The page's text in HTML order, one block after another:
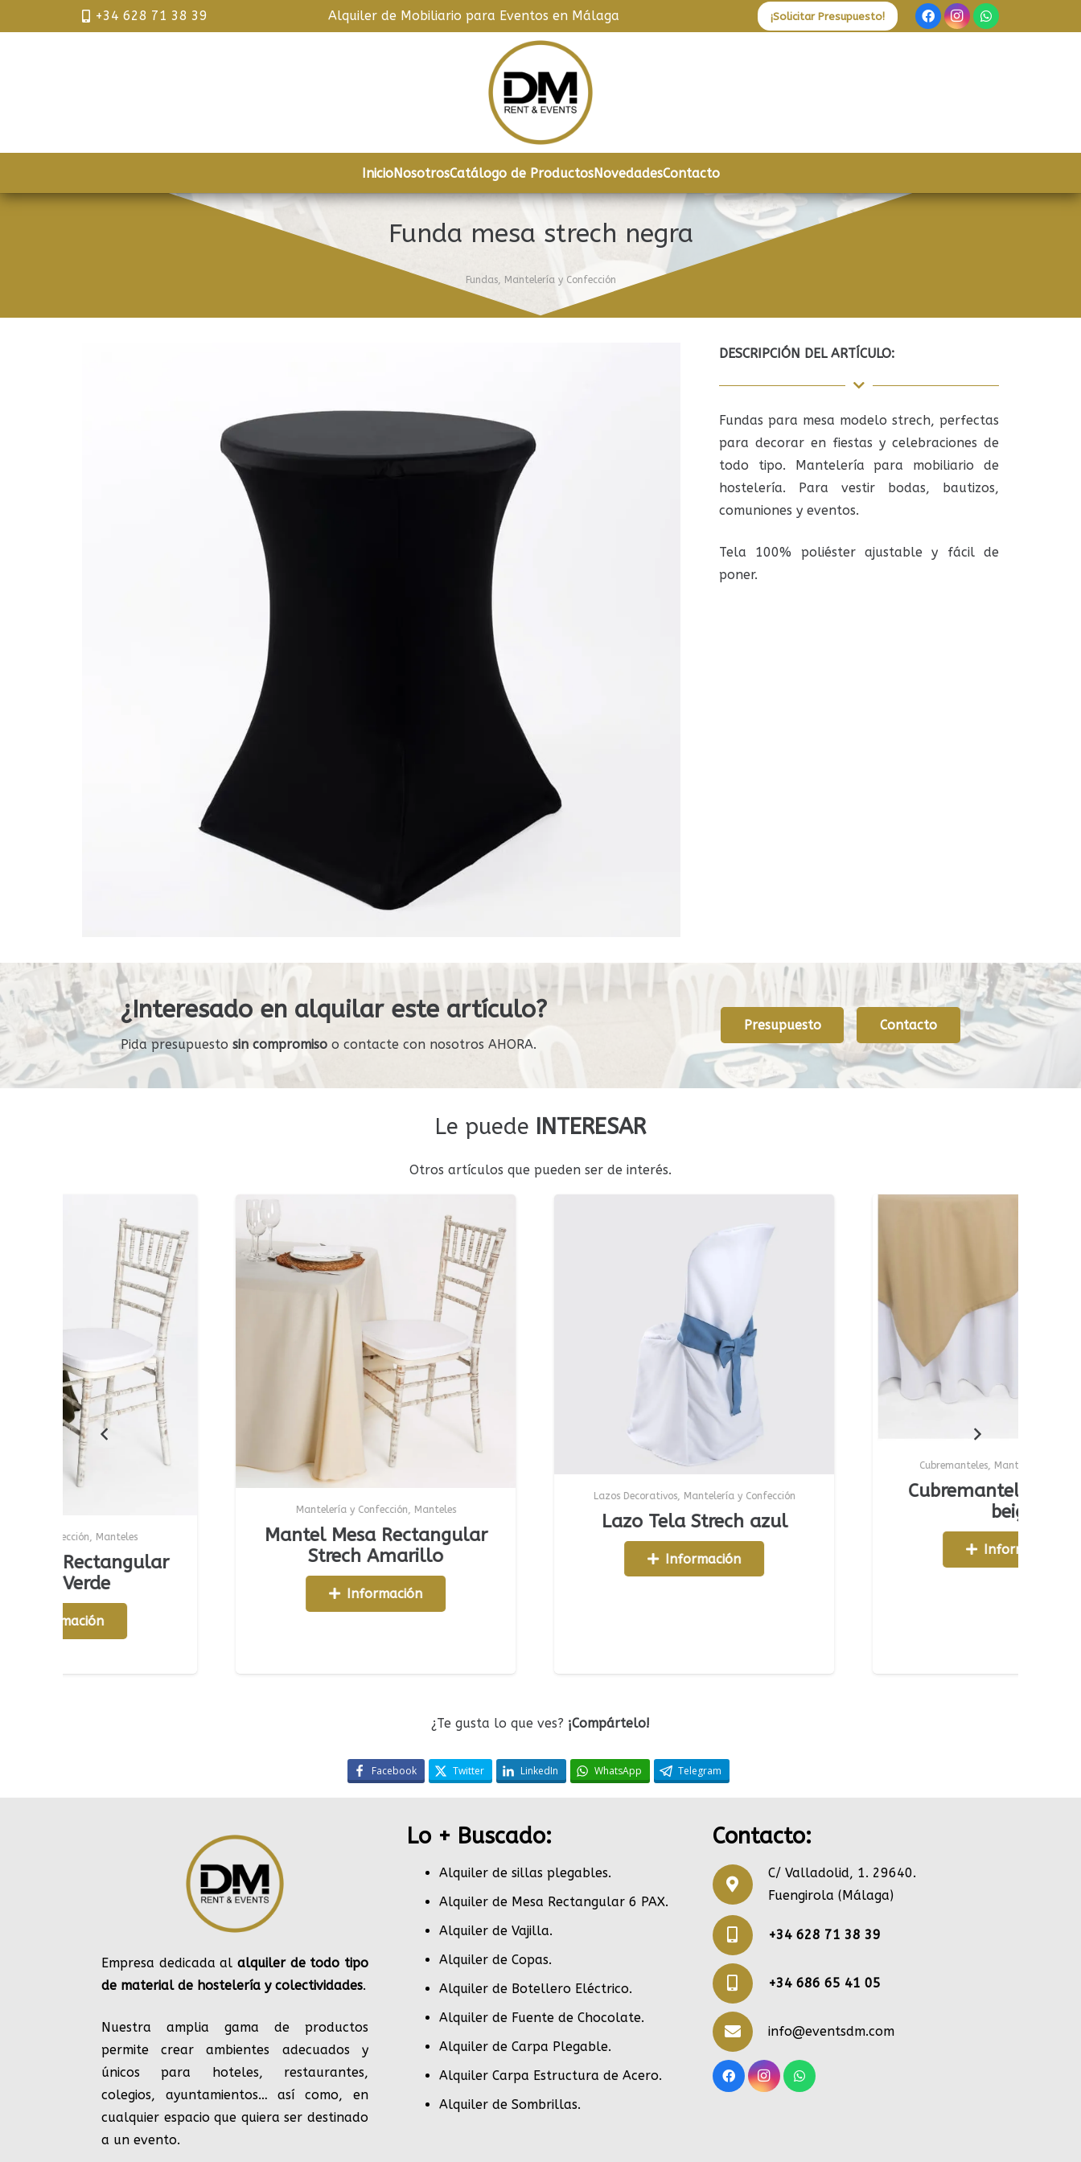
+34 628 71 38 39 Alquiler de Mobiliario para Eventos en Málaga ¡Solicitar Presupuesto!
InicioNosotrosCatálogo de ProductosNovedadesContacto
Funda mesa strech negra
Fundas, Mantelería y Confección
DESCRIPCIÓN DEL ARTÍCULO:
Fundas para mesa modelo strech, perfectas
para decorar en fiestas y celebraciones de
todo tipo. Mantelería para mobiliario de
hostelería. Para vestir bodas, bautizos,
comuniones y eventos.
Tela 100% poliéster ajustable y fácil de
poner.
¿Interesado en alquilar este artículo?
Pida presupuesto sin compromiso o contacte con nosotros AHORA.
Presupuesto Contacto
Le puede INTERESAR
Otros artículos que pueden ser de interés.
Mantelería y Confección,Manteles
Mantel Mesa Rectangular
Strech Amarillo
Mantelería y Confección
Lazo Tela Strech azul
Mantelería y Confección
Cubremantel tela strech
¿Te gusta lo que ves? ¡Compártelo!
Facebook Twitter LinkedIn WhatsApp Telegram
Empresa dedicada al alquiler de todo tipo
de material de hostelería y colectividades.
Nuestra amplia gama de productos
permite crear ambientes adecuados y
únicos para hoteles, restaurantes,
colegios, ayuntamientos… así como, en
cualquier espacio que quiera ser destinado
a un evento.
Lo + Buscado:
Alquiler de sillas plegables.
Alquiler de Mesa Rectangular 6 PAX.
Alquiler de Vajilla.
Alquiler de Copas.
Alquiler de Botellero Eléctrico.
Alquiler de Fuente de Chocolate.
Alquiler de Carpa Plegable.
Alquiler Carpa Estructura de Acero.
Alquiler de Sombrillas.
Contacto:
C/ Valladolid, 1. 29640.
Fuengirola (Málaga)
+34 628 71 38 39
+34 686 65 41 05
info@eventsdm.com